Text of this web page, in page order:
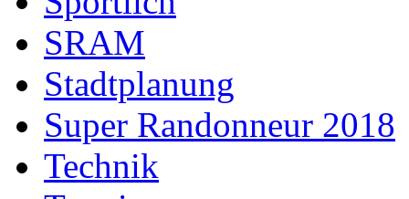
SRAM
Stadtplanung
Super Randonneur 2018
Technik